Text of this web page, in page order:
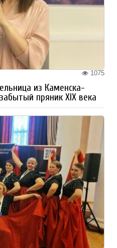
1075
из Каменска-
пряник XIX века